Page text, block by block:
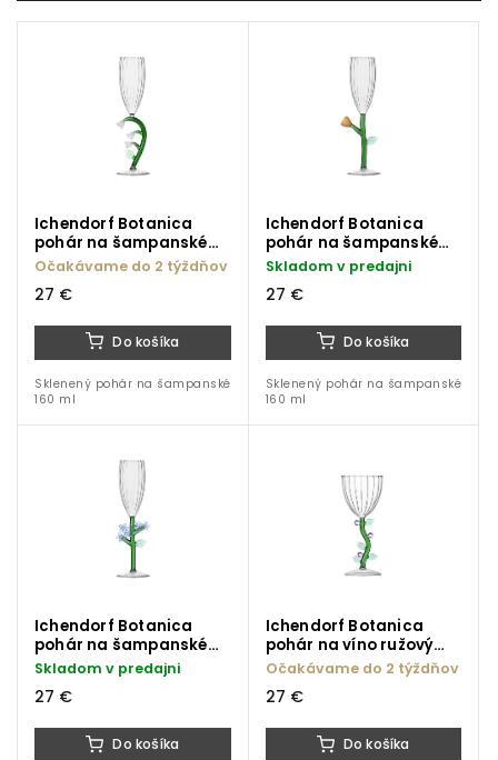
Ichendorf Botanica
pohár na šampanské
biely kvet 160 ml
Očakávame do 2 týždňov
27 €
Do košíka
Sklenený pohár na šampanské
160 ml
Ichendorf Botanica
pohár na šampanské
jantárový kvet 160 ml
Skladom v predajni
27 €
Do košíka
Sklenený pohár na šampanské
160 ml
Ichendorf Botanica
pohár na šampanské
svetlo modrý kvet 160
Skladom v predajni
27 €
Do košíka
Ichendorf Botanica
pohár na víno ružový
kvet 280 ml
Očakávame do 2 týždňov
27 €
Do košíka